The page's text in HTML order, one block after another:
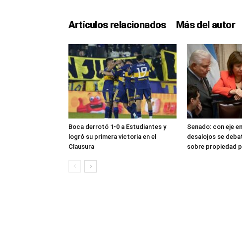
Artículos relacionados Más del autor
Boca derrotó 1-0 a Estudiantes y
logró su primera victoria en el
Clausura
Senado: con eje
desalojos se
sobre propiedad